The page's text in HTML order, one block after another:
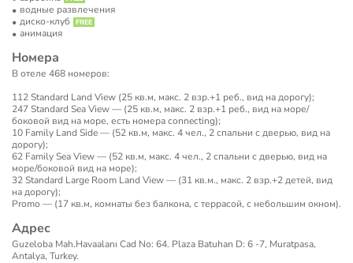
водные развлечения
диско-клуб
анимация
Номера
В отеле 468 номеров:
112 Standard Land View (25 кв.м, макс. 2 взр.+1 реб., вид на дорогу);
247 Standard Sea View — (25 кв.м, макс. 2 взр.+1 реб., вид на море/
боковой вид на море, есть номера connecting);
10 Family Land Side — (52 кв.м, макс. 4 чел., 2 спальни с дверью, вид на
дорогу);
62 Family Sea View — (52 кв.м, макс. 4 чел., 2 спальни с дверью, вид на
море/боковой вид на море);
32 Standard Large Room Land View — (31 кв.м., макс. 2 взр.+2 детей, вид
на дорогу);
​Promo — (17 кв.м, комнаты без балкона, с террасой, с небольшим окном).
Адрес
Guzeloba Mah.Havaalanı Cad No: 64. Plaza Batuhan D: 6 -7, Muratpasa,
Antalya, Turkey.